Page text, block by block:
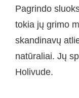
Pagrindo
tokia jų grimo
skandinavų
natūraliai. Jų
Holivude.